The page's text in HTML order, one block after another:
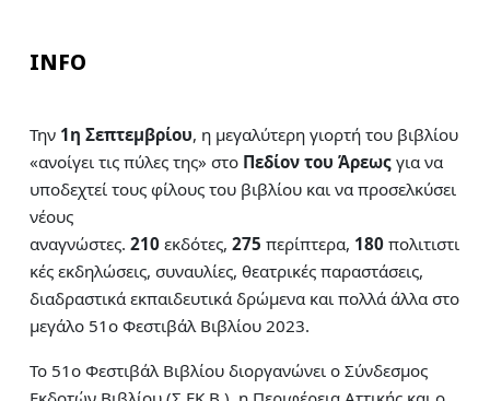
INFO
Την 1η Σεπτεμβρίου, η μεγαλύτερη γιορτή του βιβλίου
«ανοίγει τις πύλες της» στο Πεδίον του Άρεως για να
υποδεχτεί τους φίλους του βιβλίου και να προσελκύσει
νέους
αναγνώστες.210 εκδότες,275 περίπτερα, 180 πολιτιστι
κές εκδηλώσεις, συναυλίες, θεατρικές παραστάσεις,
διαδραστικά εκπαιδευτικά δρώμενα και πολλά άλλα στο
μεγάλο 51ο Φεστιβάλ Βιβλίου 2023.
Το 51ο Φεστιβάλ Βιβλίου διοργανώνει ο Σύνδεσμος